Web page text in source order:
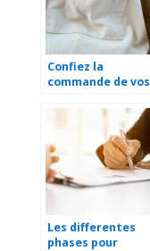
Confiez la
commande de vos
personnalisés à
un professionnel
Les differentes
phases pour